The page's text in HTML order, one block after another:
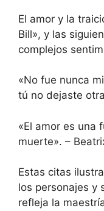
El amor y la
Bill», y las
complejos
«No fue nunca
tú no dejaste
«El amor es una
muerte». –
Estas citas
los personajes y
refleja la